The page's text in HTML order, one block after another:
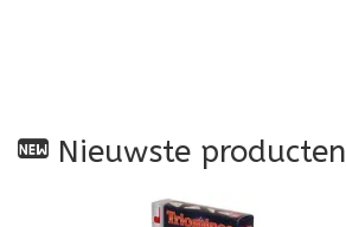
Nieuwste producten